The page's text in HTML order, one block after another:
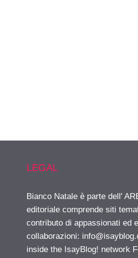
LEGAL
Bianco Natale è parte dell'
editoriale comprende siti
contributo di appassionati ed
collaborazioni:
inside the IsayBlog! network